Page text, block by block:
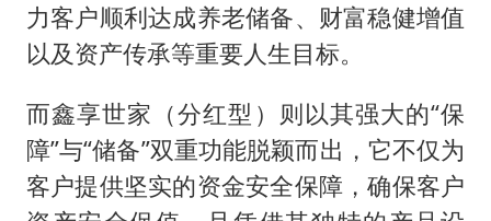
力客户顺利达成养老储备、财富稳健增值
以及资产传承等重要人生目标。
而鑫享世家（分红型）则以其强大的“保
障”与“储备”双重功能脱颖而出，它不仅为
客户提供坚实的资金安全保障，确保客户